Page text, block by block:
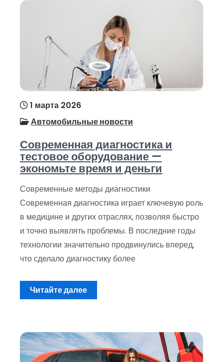
1 марта 2026
Автомобильные новости
Современная диагностика и
тестовое оборудование —
экономьте время и деньги
Современные методы диагностики
Современная диагностика играет ключевую роль
в медицине и других отраслях, позволяя быстро
и точно выявлять проблемы. В последние годы
технологии значительно продвинулись вперед,
что сделало диагностику более
Читайте далее